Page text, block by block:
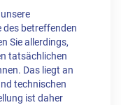
betreffenden
Sie allerdings,
tatsächlichen
Das liegt an
technischen
ist daher